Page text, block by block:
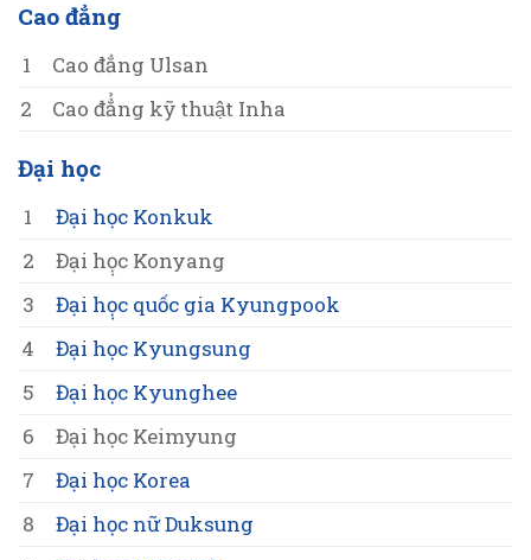
Cao đẳng
1
Cao đẳng Ulsan
2
Cao đẳ̉ng kỹ thuật Inha
Đại học
1
Đại học Konkuk
2
Đại họ̣c Konyang
3
Đại họ̣c quốc gia Kyungpook
4
Đại học Kyungsung
5
Đại học Kyunghee
6
Đại học Keimyung
7
Đại học Korea
8
Đại học nữ Duksung